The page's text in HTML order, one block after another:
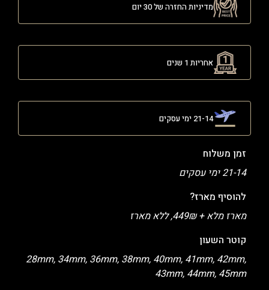
מדיניות החזרה של 30 יום
אחריות 1 שנים
21-14 ימי עסקים
זמן משלוח
21-14 ימי עסקים
להוסיף מארז?
מארז מלא + 449₪, ללא מארז
קוטר השעון
28mm, 34mm, 36mm, 38mm, 40mm, 41mm, 42mm,
43mm, 44mm, 45mm